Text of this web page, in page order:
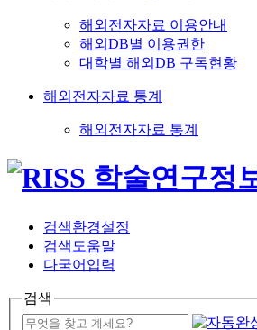
해외전자자료 이용안내
해외DB별 이용권한
대학별 해외DB 구독현황
해외전자자료 통계
해외전자자료 통계
검색환경설정
검색도움말
다국어입력
검색